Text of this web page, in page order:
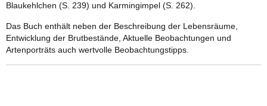
Blaukehlchen (S. 239) und Karmingimpel (S. 262).
Das Buch enthält neben der Beschreibung der Lebensräume,
Entwicklung der Brutbestände, Aktuelle Beobachtungen und
Artenporträts auch wertvolle Beobachtungstipps.